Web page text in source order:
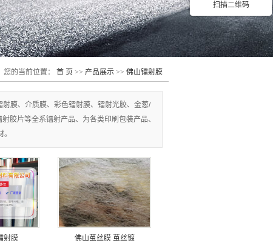
您的当前位置： 首 页 >> 产品展示 >> 佛山镭射膜
膜、介质膜、彩色镭射膜、镭射光胶、金葱/
胶片等全系镭射产品、为各类印刷包装产品、
射膜 佛山茧丝膜 茧丝镀
扫描二维码